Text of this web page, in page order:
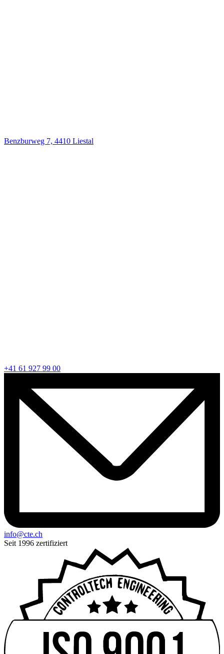
Benzburweg 7, 4410 Liestal
+41 61 927 99 00
info@cte.ch
Seit 1996 zertifiziert